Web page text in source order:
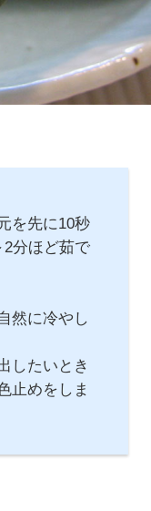
を先に10秒
分ほど茹で
然に冷やし
したいとき
止めをしま